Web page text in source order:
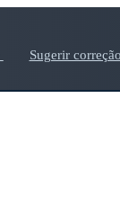
Sugerir